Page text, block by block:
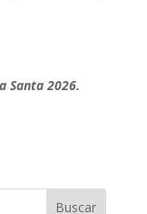
Santa 2026.